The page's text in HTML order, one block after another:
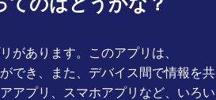
があります。このアプリは、
でき、また、デバイス間で情報を共
アプリ、スマホアプリなど、いろい